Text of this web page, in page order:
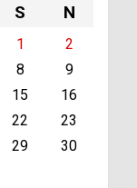
S N
1
2
8
9
15
16
22
23
29
30